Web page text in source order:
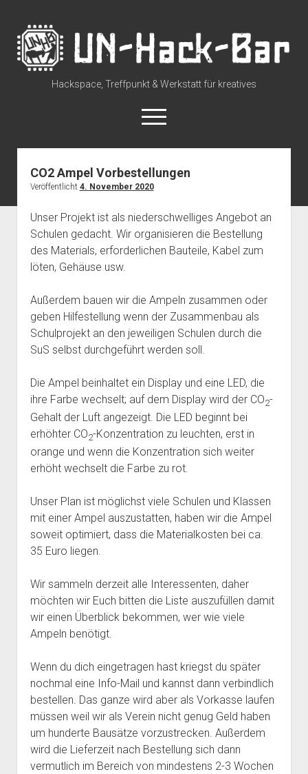
UN-
Hack-
Bar
Hackspace, Treffpunkt & Werkstatt für kreatives
open
menu
rss discuss@lists.unhb.de
githubmastodon
Willkommen
Besuch uns
open
dropdown
menu
Space Status – Offen/Geschlossen
Anreise zum Space
Über die UN-Hack-Bar
open
dropdown
Wer sind wir?
Tour durch den Hackspace (360°)
open
Social Media
Telefon
CCC Unna
Dienste und Datenschutz
dropdown
Webservices
Der Verein
open
Beitragsordnung
(Förder)Mitglied werden
Spenden
CO2 Ampel Vorbestellungen
Veröffentlicht 4. November 2020
Unser Projekt ist als niederschwelliges Angebot an
Schulen gedacht. Wir organisieren die Bestellung
des Materials, erforderlichen Bauteile, Kabel zum
löten, Gehäuse usw.
Außerdem bauen wir die Ampeln zusammen oder
geben Hilfestellung wenn der Zusammenbau als
Schulprojekt an den jeweiligen Schulen durch die
SuS selbst durchgeführt werden soll.
Die Ampel beinhaltet ein Display und eine LED, die
ihre Farbe wechselt; auf dem Display wird der CO2-
Gehalt der Luft angezeigt. Die LED beginnt bei
erhöhter CO2-Konzentration zu leuchten, erst in
orange und wenn die Konzentration sich weiter
erhöht wechselt die Farbe zu rot.
Unser Plan ist möglichst viele Schulen und Klassen
mit einer Ampel auszustatten, haben wir die Ampel
soweit optimiert, dass die Materialkosten bei ca.
35 Euro liegen.
Wir sammeln derzeit alle Interessenten, daher
möchten wir Euch bitten die Liste auszufüllen damit
wir einen Überblick bekommen, wer wie viele
Ampeln benötigt.
Wenn du dich eingetragen hast kriegst du später
nochmal eine Info-Mail und kannst dann verbindlich
bestellen. Das ganze wird aber als Vorkasse laufen
müssen weil wir als Verein nicht genug Geld haben
um hunderte Bausätze vorzustrecken. Außerdem
wird die Lieferzeit nach Bestellung sich dann
vermutlich im Bereich von mindestens 2-3 Wochen